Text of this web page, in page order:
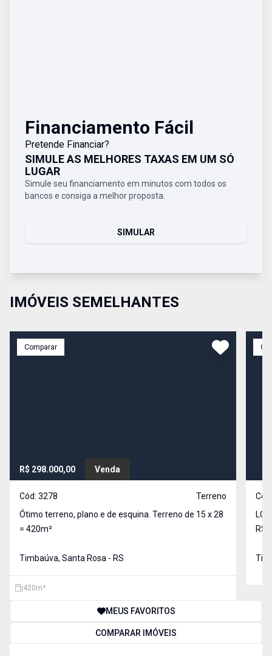
Financiamento Fácil
Pretende Financiar?
SIMULE AS MELHORES TAXAS EM UM SÓ
LUGAR
Simule seu financiamento em minutos com todos os
bancos e consiga a melhor proposta.
SIMULAR
IMÓVEIS SEMELHANTES
Comparar
R$ 298.000,00 Venda
Cód: 3278
Terreno
Ótimo terreno, plano e de esquina. Terreno de 15 x 28
= 420m²
Timbaúva, Santa Rosa - RS
420m²
R$
MEUS FAVORITOS
COMPARAR IMÓVEIS